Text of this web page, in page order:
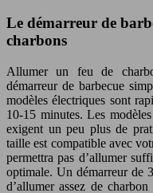
Le démarreur de
charbons
Allumer un feu de
démarreur de barbecue
modèles électriques sont
10-15 minutes. Les
exigent un peu plus de
taille est compatible avec
permettra pas d’allumer
optimale. Un démarreur de
d’allumer assez de